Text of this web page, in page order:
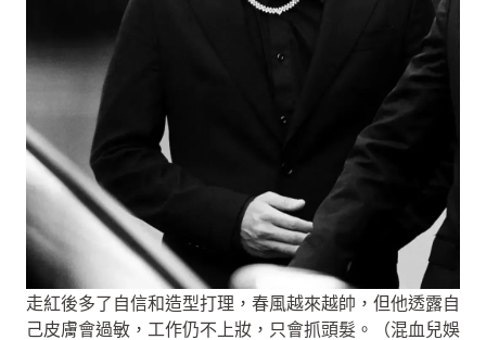
走紅後多了自信和造型打理，春風越來越帥，但他透露自
己皮膚會過敏，工作仍不上妝，只會抓頭髮。（混血兒娛